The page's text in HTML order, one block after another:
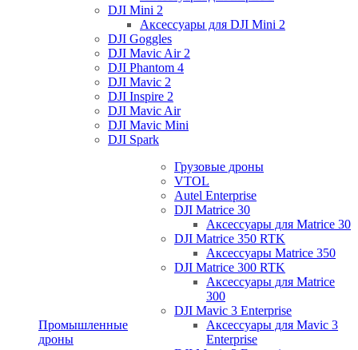
DJI Mini 2
Аксессуары для DJI Mini 2
DJI Goggles
DJI Mavic Air 2
DJI Phantom 4
DJI Mavic 2
DJI Inspire 2
DJI Mavic Air
DJI Mavic Mini
DJI Spark
Промышленные
дроны
Грузовые дроны
VTOL
Autel Enterprise
DJI Matrice 30
Аксессуары для Matrice 30
DJI Matrice 350 RTK
Аксессуары Matrice 350
DJI Matrice 300 RTK
Аксессуары для Matrice
300
DJI Mavic 3 Enterprise
Аксессуары для Mavic 3
Enterprise